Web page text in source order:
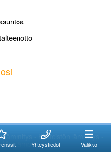
Yhteystiedot Valikko
lämmitys - Kiinteistön lämmitys -
Maalämpö